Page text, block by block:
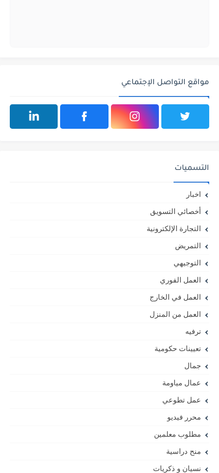
مواقع التواصل الإجتماعي
التسميات
اخبار
أخصائي التسويق
التجارة الإلكترونية
التمريض
التوجيهي
العمل الفوري
العمل في الخارج
العمل من المنزل
ترفيه
تعيينات حكومية
جمال
عمال مياومة
عمل تطوعي
محرر فيديو
مطلوب معلمين
منح دراسية
نسيان و ذكريات